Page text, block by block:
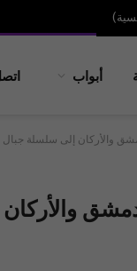
)
أبواب
والأركان إلى سلسلة جبال
والأركان